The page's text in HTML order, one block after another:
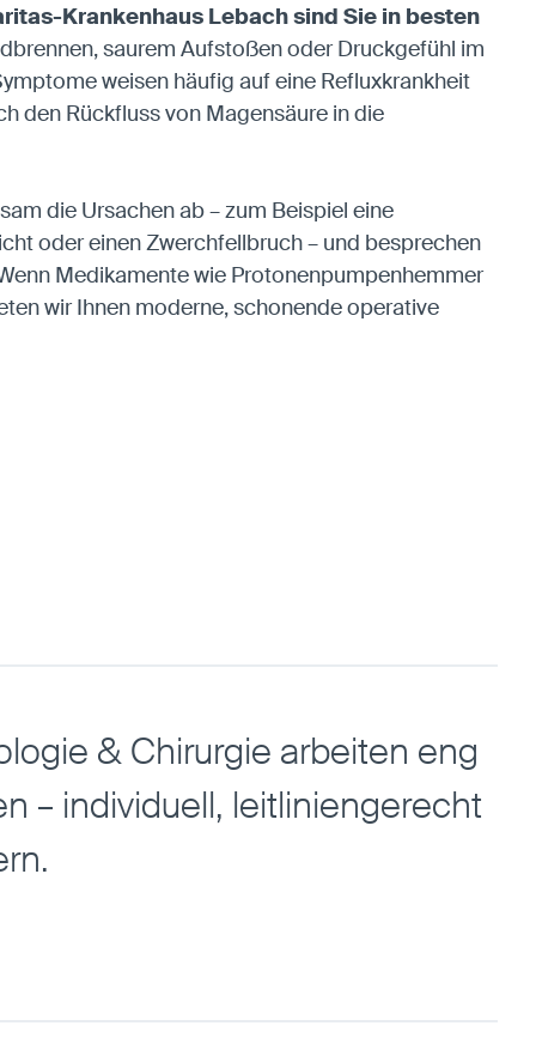
Krankenhaus Lebach sind Sie in besten
saurem Aufstoßen oder Druckgefühl im
weisen häufig auf eine Refluxkrankheit
den Rückfluss von Magensäure in die
die Ursachen ab – zum Beispiel eine
oder einen Zwerchfellbruch – und besprechen
Medikamente wie Protonenpumpenhemmer
wir Ihnen moderne, schonende operative
& Chirurgie arbeiten eng
– individuell, leitliniengerecht